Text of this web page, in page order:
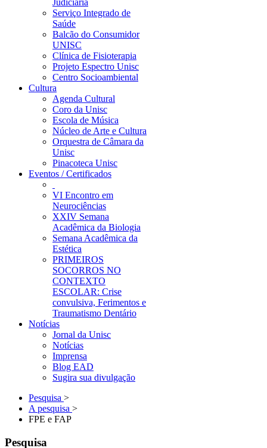
Judiciária
Serviço Integrado de
Saúde
Balcão do Consumidor
UNISC
Clínica de Fisioterapia
Projeto Espectro Unisc
Centro Socioambiental
Cultura
Agenda Cultural
Coro da Unisc
Escola de Música
Núcleo de Arte e Cultura
Orquestra de Câmara da
Unisc
Pinacoteca Unisc
Eventos / Certificados
VI Encontro em
Neurociências
XXIV Semana
Acadêmica da Biologia
Semana Acadêmica da
Estética
PRIMEIROS
SOCORROS NO
CONTEXTO
ESCOLAR: Crise
convulsiva, Ferimentos e
Traumatismo Dentário
Notícias
Jornal da Unisc
Notícias
Imprensa
Blog EAD
Sugira sua divulgação
Pesquisa >
A pesquisa >
FPE e FAP
Pesquisa